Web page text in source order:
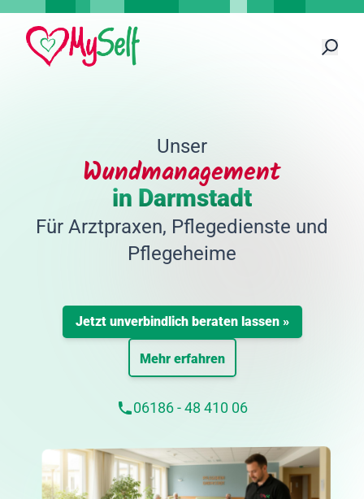
Unser
Wundmanagement
in Darmstadt
Für Arztpraxen, Pflegedienste und
Pflegeheime
Jetzt unverbindlich beraten lassen »
Mehr erfahren
06186 - 48 410 06